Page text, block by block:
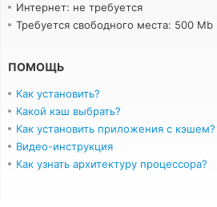
Интернет: не требуется
Требуется свободного места: 500 Mb
ПОМОЩЬ
Как установить?
Какой кэш выбрать?
Как установить приложения с кэшем?
Видео-инструкция
Как узнать архитектуру процессора?